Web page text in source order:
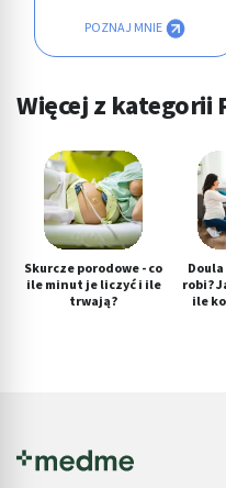
POZNAJ MNIE
Więcej z kategorii
Skurcze porodowe - co
ile minut je liczyć i ile
trwają?
robi?
ile